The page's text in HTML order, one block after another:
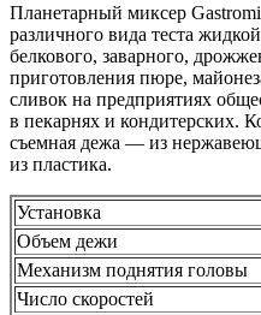
Планетарный миксер
различного вида теста
белкового, заварного,
приготовления пюре,
сливок на предприятиях
в пекарнях и кондитерских.
съемная дежа — из
из пластика.
Установка
Объем дежи
Механизм поднятия головы
Число скоростей